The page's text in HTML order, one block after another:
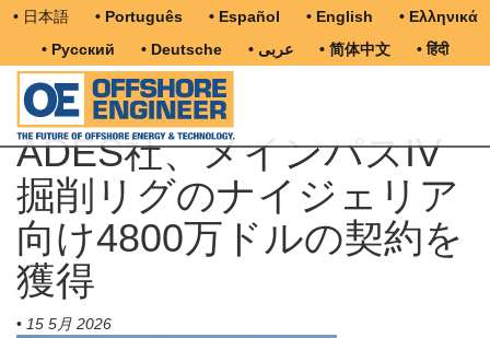
• 日本語 • Português • Español • English
• Ελληνικά
• Русский
• Deutsche • عربى • 简体中文 • हिंदी
ADES社、メインパスIV
掘削リグのナイジェリア
向け4800万ドルの契約を
獲得
• 15 5月 2026